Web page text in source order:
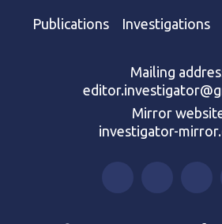
Publications Investigations
Mailing
Mirror
investigator-